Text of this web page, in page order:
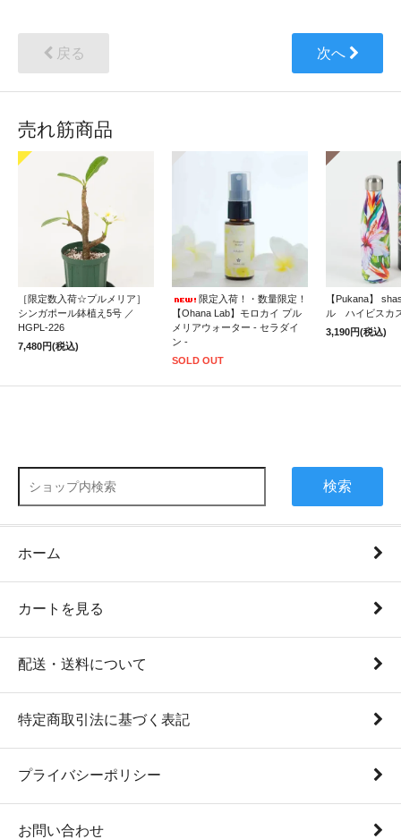
戻る 次へ
売れ筋商品
［限定数入荷☆プルメリア］
シンガポール鉢植え5号 ／
HGPL-226
7,480円(税込)
限定入荷！・数量限定！
【Ohana Lab】モロカイ プル
メリアウォーター - セラダイ
ン -
SOLD OUT
【Pukana】
ル ハイビスカ
3,190円(税込)
検索
ホーム
カートを見る
配送・送料について
特定商取引法に基づく表記
プライバシーポリシー
お問い合わせ